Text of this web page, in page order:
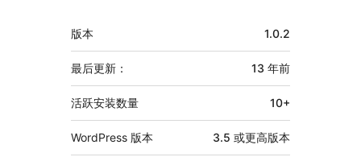
额
外
信
息
版本 1.0.2
最后更新： 13 年前
活跃安装数量 10+
WordPress 版本 3.5 或更高版本